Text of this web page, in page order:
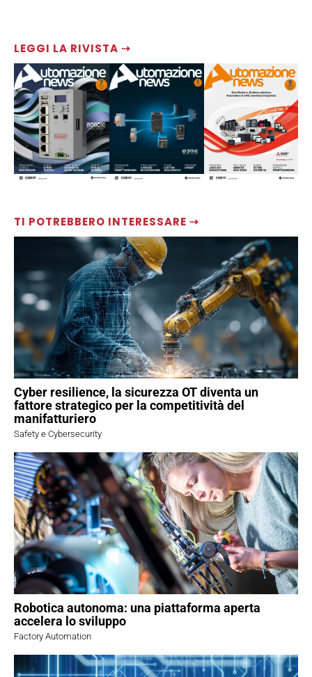
LEGGI LA RIVISTA ⇢
TI POTREBBERO INTERESSARE ⇢
Cyber resilience, la sicurezza OT diventa un
fattore strategico per la competitività del
manifatturiero
Safety e Cybersecurity
Robotica autonoma: una piattaforma aperta
accelera lo sviluppo
Factory Automation